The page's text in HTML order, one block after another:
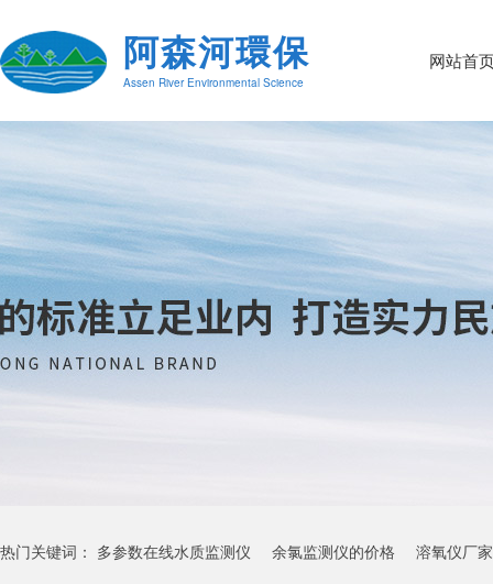
阿森河環保
Assen River Environmental Science
网站首
热门关键词： 多参数在线水质监测仪 余氯监测仪的价格 溶氧仪厂家